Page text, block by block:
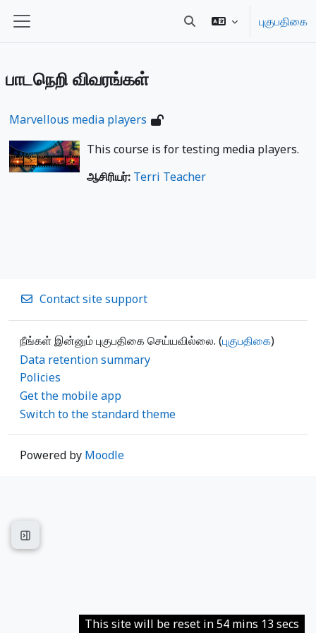
Side panel Toggle search input
புகுபதிகை
Open course index
பாடநெறி விவரங்கள்
Marvellous media players
This course is for testing media players.
ஆசிரியர்: Terri Teacher
Contact site support
நீங்கள் இன்னும் புகுபதிகை செய்யவில்லை. (புகுபதிகை)
Data retention summary
Policies
Get the mobile app
Switch to the standard theme
Powered by Moodle
This site will be reset in 54 mins 13 secs